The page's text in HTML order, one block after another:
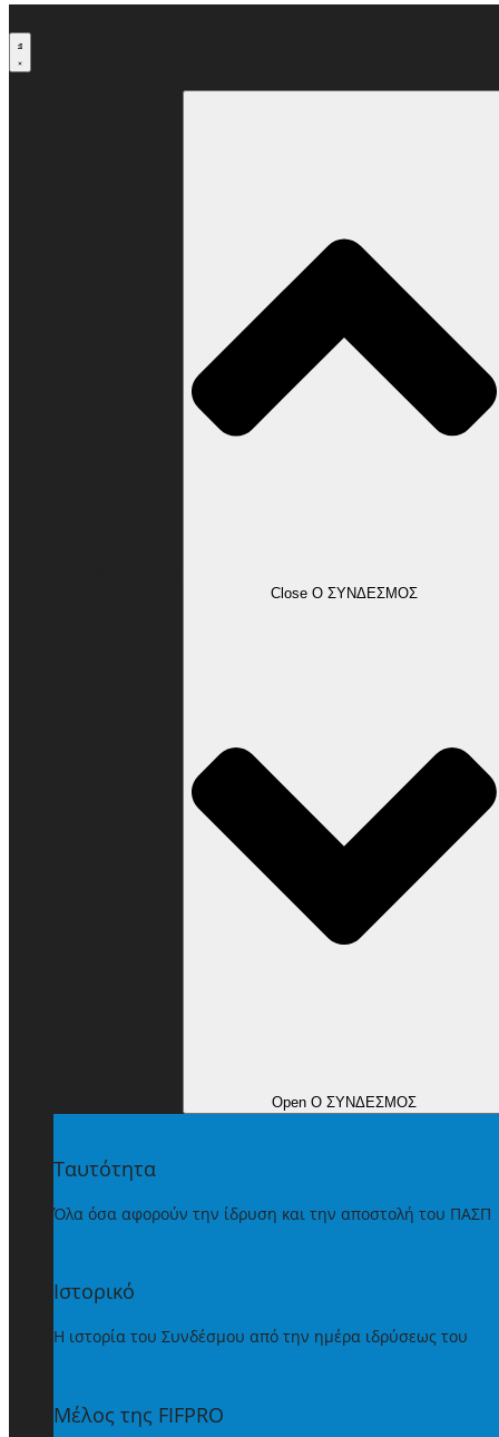
στο
περιεχόμενο
Close Ο ΣΥΝΔΕΣΜΟΣ
Open Ο ΣΥΝΔΕΣΜΟΣ
Ταυτότητα
Όλα όσα αφορούν την ίδρυση και την αποστολή του ΠΑΣΠ
Ιστορικό
Η ιστορία του Συνδέσμου από την ημέρα ιδρύσεως του
Μέλος της FIFPRO